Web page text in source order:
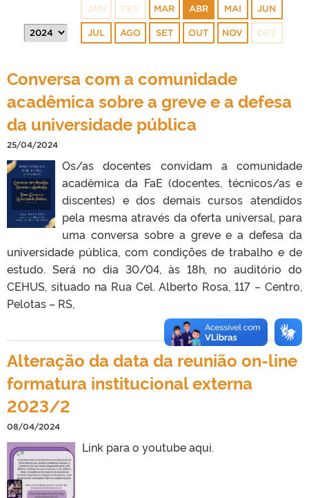
JAN FEV MAR ABR MAI JUN
JUL AGO SET OUT NOV DEZ
Conversa com a comunidade
acadêmica sobre a greve e a defesa
da universidade pública
25/04/2024
Os/as docentes convidam a comunidade
acadêmica da FaE (docentes, técnicos/as e
discentes) e dos demais cursos atendidos
pela mesma através da oferta universal, para
uma conversa sobre a greve e a defesa da
universidade pública, com condições de trabalho e de
estudo. Será no dia 30/04, às 18h, no auditório do
CEHUS, situado na Rua Cel. Alberto Rosa, 117 – Centro,
Pelotas – RS,
Alteração da data da reunião on-line
formatura institucional externa
2023/2
08/04/2024
Link para o youtube aqui.